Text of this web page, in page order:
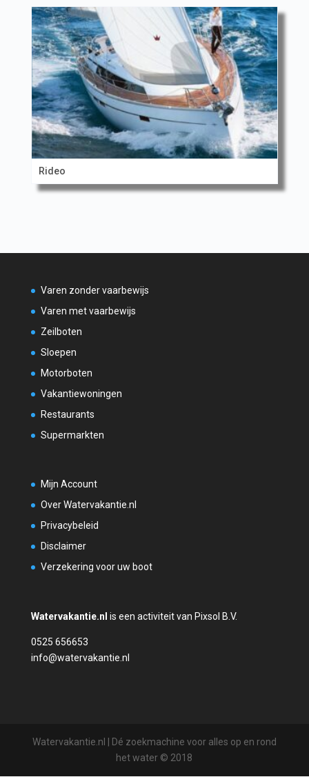
Rideo
Varen zonder vaarbewijs
Varen met vaarbewijs
Zeilboten
Sloepen
Motorboten
Vakantiewoningen
Restaurants
Supermarkten
Mijn Account
Over Watervakantie.nl
Privacybeleid
Disclaimer
Verzekering voor uw boot
Watervakantie.nl is een activiteit van Pixsol B.V.
0525 656653
info@watervakantie.nl
Watervakantie.nl | Dé zoekmachine voor alles op en rond
het water © 2018